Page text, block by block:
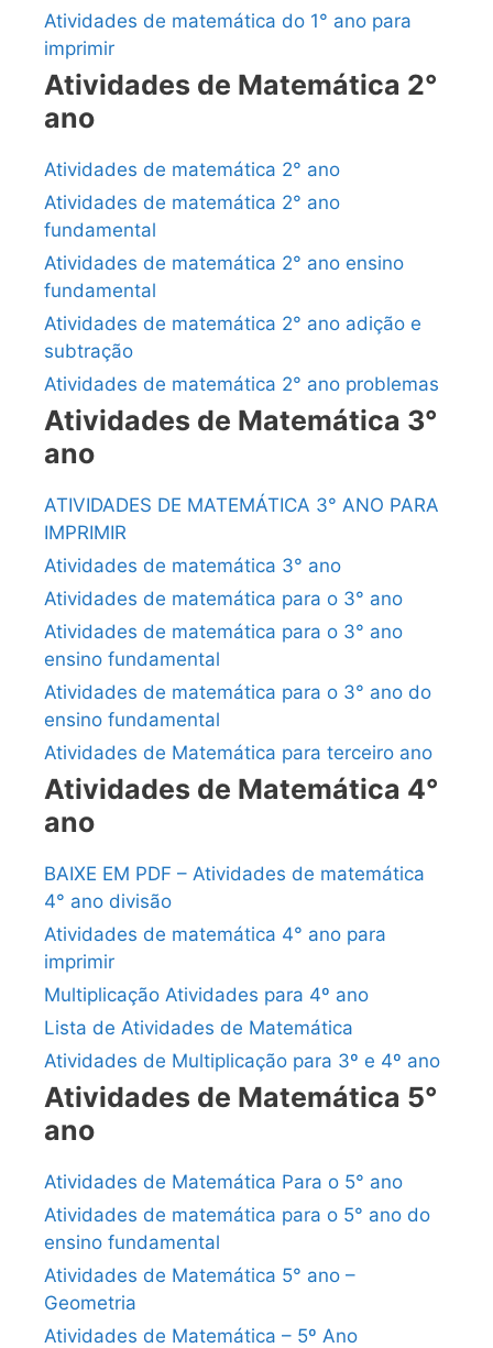
Atividades de matemática do 1° ano para
imprimir
Atividades de Matemática 2°
ano
Atividades de matemática 2° ano
Atividades de matemática 2° ano
fundamental
Atividades de matemática 2° ano ensino
fundamental
Atividades de matemática 2° ano adição e
subtração
Atividades de matemática 2° ano problemas
Atividades de Matemática 3°
ano
ATIVIDADES DE MATEMÁTICA 3° ANO PARA
IMPRIMIR
Atividades de matemática 3° ano
Atividades de matemática para o 3° ano
Atividades de matemática para o 3° ano
ensino fundamental
Atividades de matemática para o 3° ano do
ensino fundamental
Atividades de Matemática para terceiro ano
Atividades de Matemática 4°
ano
BAIXE EM PDF – Atividades de matemática
4° ano divisão
Atividades de matemática 4° ano para
imprimir
Multiplicação Atividades para 4º ano
Lista de Atividades de Matemática
Atividades de Multiplicação para 3º e 4º ano
Atividades de Matemática 5°
ano
Atividades de Matemática Para o 5° ano
Atividades de matemática para o 5° ano do
ensino fundamental
Atividades de Matemática 5° ano –
Geometria
Atividades de Matemática – 5º Ano